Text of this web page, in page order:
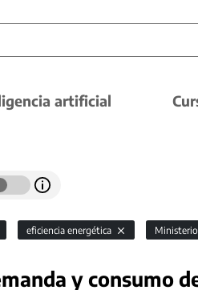
artificial
eficiencia energética
y consumo